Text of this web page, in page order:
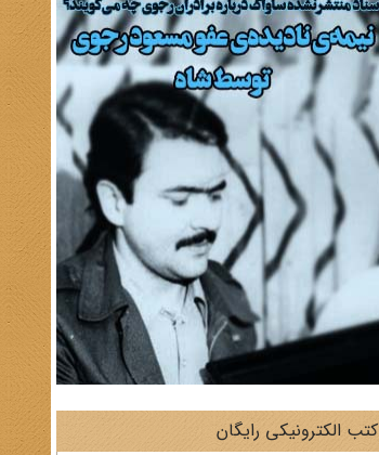
کتب الکترونیکی رایگان